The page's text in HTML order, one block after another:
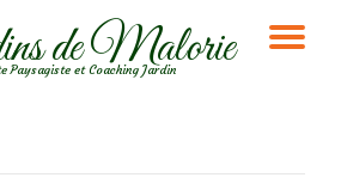
de Malorie
Paysagiste et Coaching Jardin